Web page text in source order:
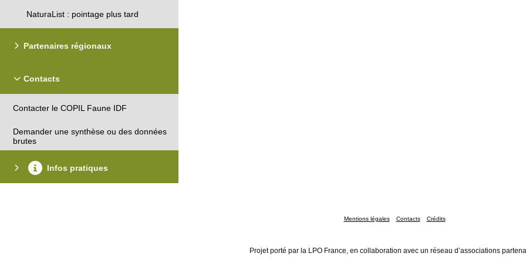
NaturaList : pointage plus tard
Partenaires régionaux
Contacts
Contacter le COPIL Faune IDF
Demander une synthèse ou des données
brutes
Infos pratiques
Mentions légales Contacts Crédits
Projet porté par la LPO France, en collaboration avec un réseau d’associations